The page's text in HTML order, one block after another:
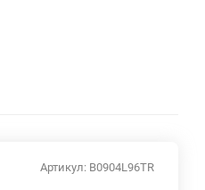
Артикул: B0904L96TR